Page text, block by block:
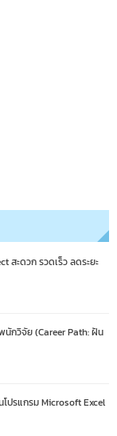
สะดวก รวดเร็ว ลดระยะ
นักวิจัย (Career Path: ฝัน
โปรแกรม Microsoft Excel